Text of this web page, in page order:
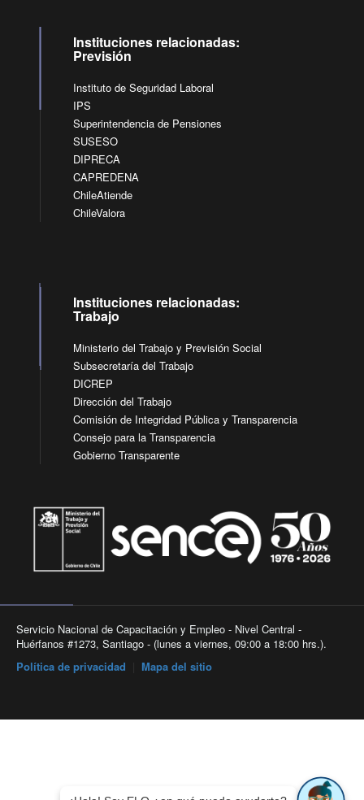
Instituciones relacionadas:
Previsión
Instituto de Seguridad Laboral
IPS
Superintendencia de Pensiones
SUSESO
DIPRECA
CAPREDENA
ChileAtiende
ChileValora
Instituciones relacionadas:
Trabajo
Ministerio del Trabajo y Previsión Social
Subsecretaría del Trabajo
DICREP
Dirección del Trabajo
Comisión de Integridad Pública y Transparencia
Consejo para la Transparencia
Gobierno Transparente
Servicio Nacional de Capacitación y Empleo - Nivel Central -
Huérfanos #1273, Santiago - (lunes a viernes, 09:00 a 18:00 hrs.).
Política de privacidad
Mapa del sitio